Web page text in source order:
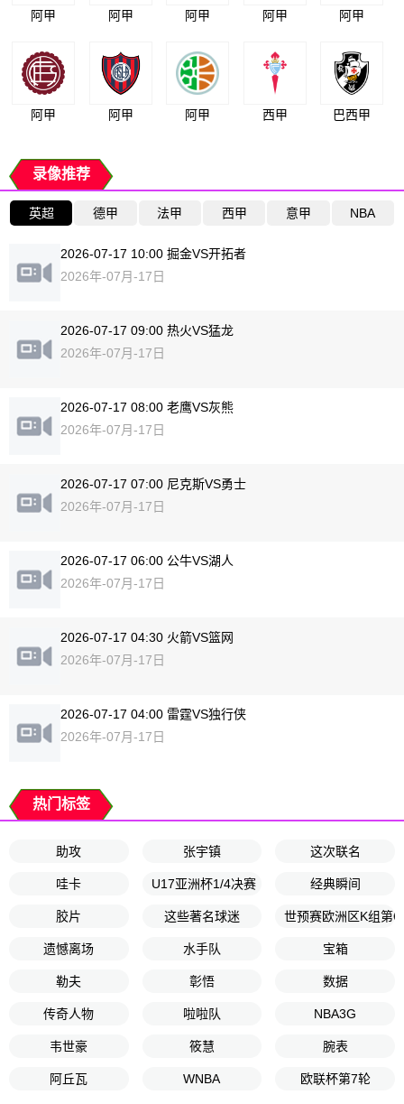
阿甲 阿甲 阿甲 阿甲 阿甲
阿甲 阿甲 阿甲 西甲 巴西甲
录像推荐
英超 德甲 法甲 西甲 意甲 NBA
2026-07-17 10:00 掘金VS开拓者
2026年-07月-17日
2026-07-17 09:00 热火VS猛龙
2026年-07月-17日
2026-07-17 08:00 老鹰VS灰熊
2026年-07月-17日
2026-07-17 07:00 尼克斯VS勇士
2026年-07月-17日
2026-07-17 06:00 公牛VS湖人
2026年-07月-17日
2026-07-17 04:30 火箭VS篮网
2026年-07月-17日
2026-07-17 04:00 雷霆VS独行侠
2026年-07月-17日
热门标签
助攻 张宇镇 这次联名
哇卡 U17亚洲杯1/4决赛 经典瞬间
胶片 这些著名球迷 世预赛欧洲区K组第6
遗憾离场 水手队 宝箱
勒夫 彰悟 数据
传奇人物 啦啦队 NBA3G
韦世豪 筱慧 腕表
阿丘瓦 WNBA 欧联杯第7轮